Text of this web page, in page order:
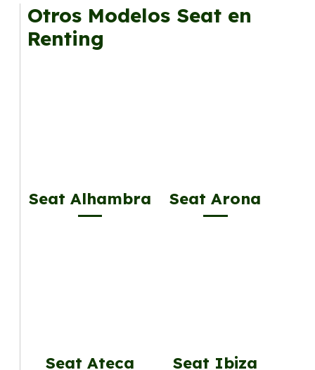
gusta cambiar de coche cada pocos años.
Otros Modelos Seat en
Renting
Seat Alhambra Seat Arona
Seat Ateca Seat Ibiza